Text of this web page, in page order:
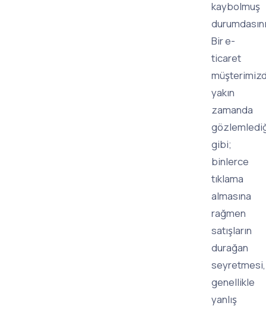
kaybolmuş
Bir e-
ticaret
yakın
zamanda
gibi;
binlerce
tıklama
almasına
rağmen
satışların
durağan
seyretmesi,
genellikle
yanlış